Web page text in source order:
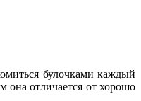
булочками каждый
она отличается от хорошо